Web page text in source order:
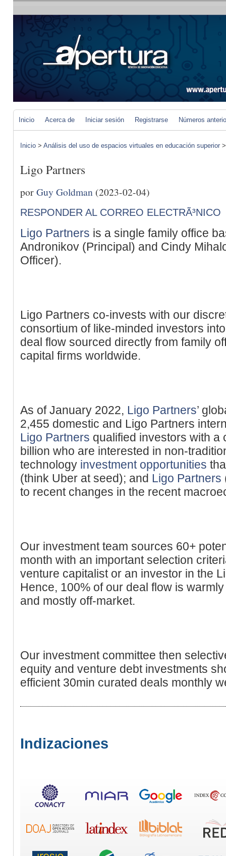
Inicio Acerca de Iniciar sesión Registrarse Números
Inicio > Análisis del uso de espacios virtuales en educación superior
Ligo Partners
porGuy Goldman (2023-02-04)
RESPONDER AL CORREO ELECTRÃ³NICO
Ligo Partners is a single family office
Andronikov (Principal) and Cindy
Officer).
Ligo Partners co-invests with our
consortium of like-minded investors
deal flow sourced directly from family
capital firms worldwide.
As of January 2022, Ligo Partners’
2,455 domestic and Ligo Partners
Ligo Partners qualified investors with a
billion who are interested in non-
technology investment opportunities
(think Uber at seed); and Ligo Partners
to recent changes in the recent
Our investment team sources 60+
month with an important selection
venture capitalist or an investor in the
Hence, 100% of our deal flow is
and mostly off-market.
Our investment committee then
equity and venture debt investments
efficient 30min curated deals monthly
Indizaciones